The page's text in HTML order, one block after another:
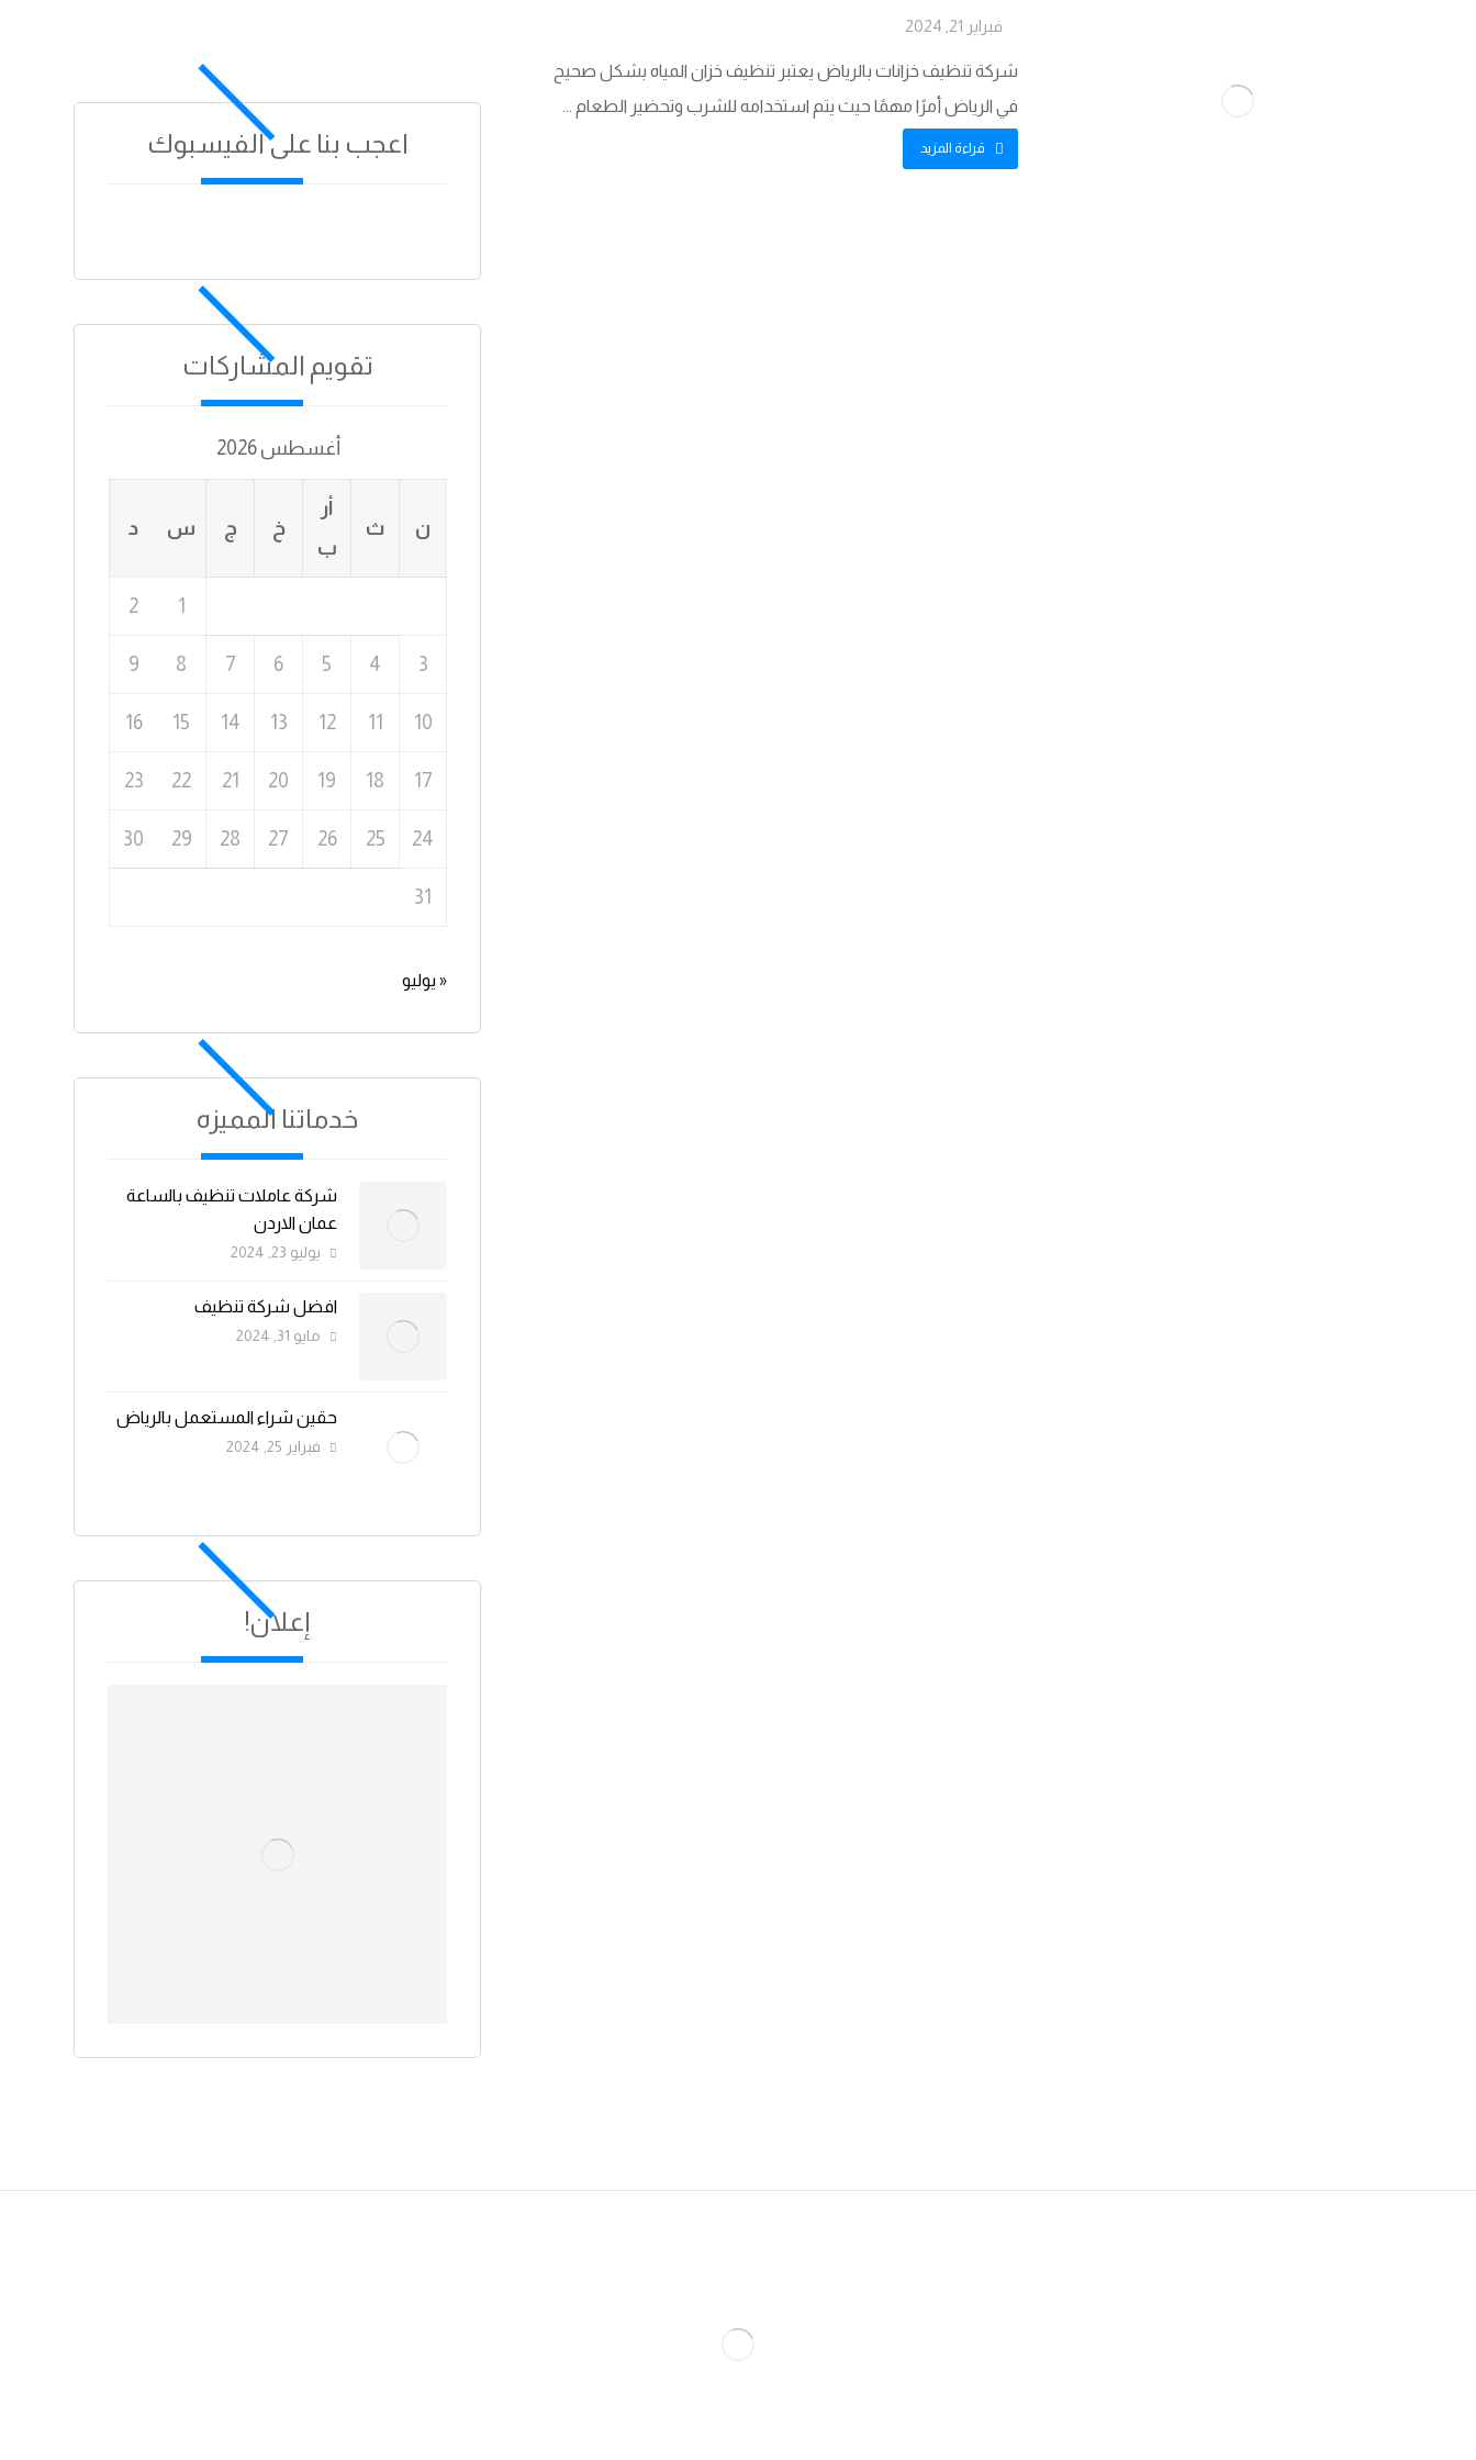
فبراير 21, 2024
شركة تنظيف خزانات بالرياض يعتبر تنظيف خزان المياه بشكل صحيح
في الرياض أمرًا مهمًا حيث يتم استخدامه للشرب وتحضير الطعام ...
قراءة المزيد اعجب بنا على الفيسبوك
تقويم المشاركات
أغسطس 2026
ن ث
أر
ب
خ ج س د
1
2
3
4
5
6
7
8
9
10
11
12
13
14
15
16
17
18
19
20
21
22
23
24
25
26
27
28
29
30
31
« يوليو
خدماتنا المميزه
شركة عاملات تنظيف بالساعة
عمان الاردن
يوليو 23, 2024
افضل شركة تنظيف
مايو 31, 2024
حقين شراء المستعمل بالرياض
فبراير 25, 2024
إعلان!